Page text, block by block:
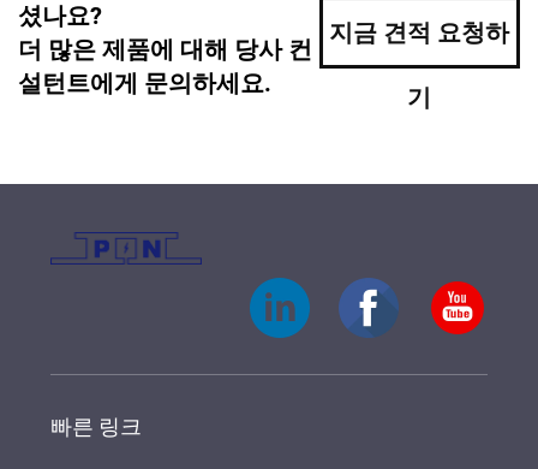
셨나요?
더 많은 제품에 대해 당사 컨
설턴트에게 문의하세요.
지금 견적 요청하
기
빠른 링크